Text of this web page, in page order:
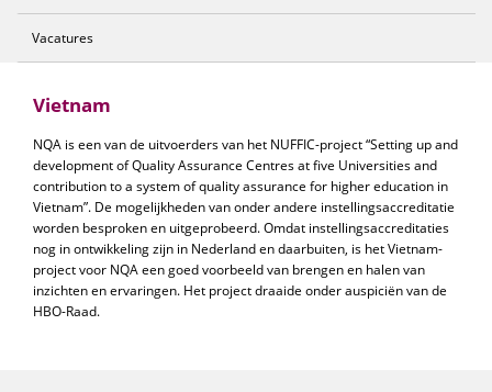
Vacatures
Vietnam
NQA is een van de uitvoerders van het NUFFIC-project “Setting up and
development of Quality Assurance Centres at five Universities and
contribution to a system of quality assurance for higher education in
Vietnam”. De mogelijkheden van onder andere instellingsaccreditatie
worden besproken en uitgeprobeerd. Omdat instellingsaccreditaties
nog in ontwikkeling zijn in Nederland en daarbuiten, is het Vietnam-
project voor NQA een goed voorbeeld van brengen en halen van
inzichten en ervaringen. Het project draaide onder auspiciën van de
HBO-Raad.